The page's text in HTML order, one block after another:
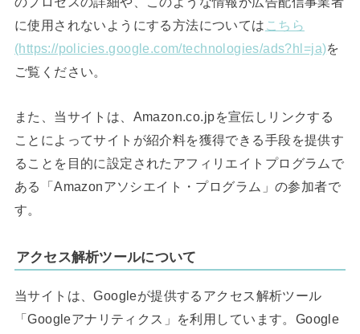
に使用されないようにする方法については こちら
(https://policies.google.com/technologies/ads?hl=ja)を
ご覧ください。
また、当サイトは、Amazon.co.jpを宣伝しリンクする
ことによってサイトが紹介料を獲得できる手段を提供す
ることを目的に設定されたアフィリエイトプログラムで
ある「Amazonアソシエイト・プログラム」の参加者で
す。
アクセス解析ツールについて
当サイトは、Googleが提供するアクセス解析ツール
「Googleアナリティクス」を利用しています。Google